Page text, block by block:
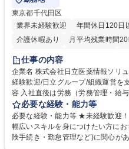
東京都千代田区
業界未経験歓迎
年間休日120日
介護休暇あり
月平均残業時間
住宅手当あり
育休あり
完全週休2日制 交通
仕事の内容
企業名 株式会社日立医薬情報ソリューションズ 求人名
経験歓迎/日立グループ/組織運営を支え
容 入社直後は労務（労務管理・給
任せいたします。将来は総務・採
営を支えるゼネラリストをめざせます。 ・初期業務：労働時間管
計算、社会保険対応、福利厚生管
します。ご経験に応じて、休職者
必要な経験・能力等
必要な経験・能力等 ★未経験歓迎
幅広いスキルを身につけたい方におすすめ！ ■労務管理(給
険手続き・勤怠管理など)に関心が